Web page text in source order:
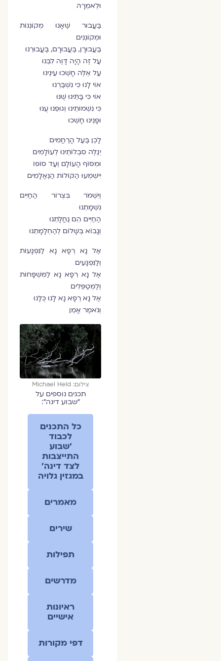
וּלְאמְרָהּ
בַּעֲבוּר שֶׁאָנוּ מְקוֹנְנוֹת
וּמְקוֹנְנִים
בַּעֲבוּרָן, בַּעֲבוּרָם, בַּעֲבוּרֵנוּ
עַל זֶה הָיָה דָּוֶה לִבֵּנוּ
עַל אֵלֶּה חָשְׁכוּ עֵינֵינוּ
אוֹי לָנוּ כִּי נִשְׁבַּרְנוּ
אוֹי כִּי בָּתֵּינוּ שֻׁנּוּ
כִּי נִשְׁמוֹתֵינוּ וְגוּפֵנוּ עֻנּוּ
וּפָנֵינוּ חָשְׁכוּ
לָכֵן בַּעַל הָרַחֲמִים
יְגַלֶּה סִבְלוֹתֵינוּ לְעוֹלָמִים
וּמִסּוֹף הָעוֹלָם וְעַד סוֹפוֹ
יִישְׁמְעוּ הַקּוֹלוֹת הַנֶּאֱלָמִים
וְיִשְׁמֹר בִּצְרוֹר הַחַיִּים
נִשְׁמָתֵנוּ
הַחַיִּים הֵם נַחֲלָתֵנוּ
וְנָבוֹא בְּשָׁלוֹם לְהַחְלָמָתֵנוּ
אַל נָא רְפָא נָא לַנִּפְגָּעוֹת
וְלַנִּפְגָּעִים
אַל נָא רְפָא נָא לַמִּשְׁפָּחוֹת
וְלַמְּטַפְּלִים
אַל נָא רְפָא נָא לָנוּ כֻּלָּנוּ
וְנֹאמַר אָמֵן
צילום: Michael Held
תכנים נוספים על
״שבוע דינה״:
כל התכנים
לכבוד
׳שבוע
התייצבות
לצד דינה׳
במגזין גלויה
מאמרים
שירים
תפילות
מדרשים
ראיונות
אישיים
דפי מקורות